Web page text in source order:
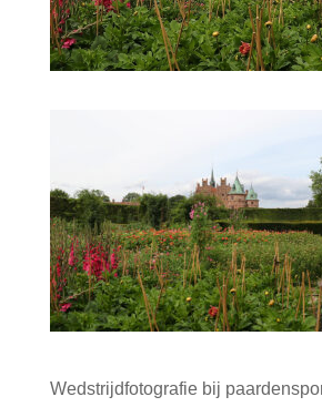
Wedstrijdfotografie bij